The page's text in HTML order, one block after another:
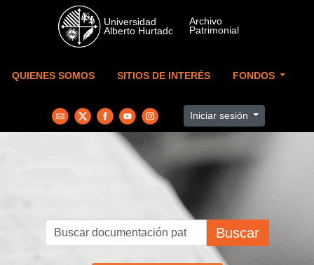
Skip to main content
QUIENES SOMOS SITIOS DE INTERÉS FONDOS
Iniciar sesión
Buscar